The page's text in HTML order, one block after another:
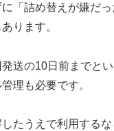
に「詰め替えが嫌だ
ります。
送の10日前までと
理も必要です。
たうえで利用する